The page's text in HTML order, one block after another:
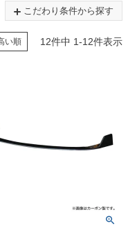
こだわり条件から探す
い順 12件中 1-12件表示